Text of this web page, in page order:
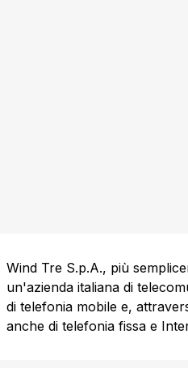
Wind Tre S.p.A., più
un'azienda italiana di
di telefonia mobile e,
anche di telefonia fissa e